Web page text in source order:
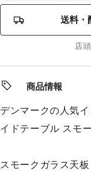
送料・
店
商品情報
デンマークの人気
イドテーブル スモ
スモークガラス天